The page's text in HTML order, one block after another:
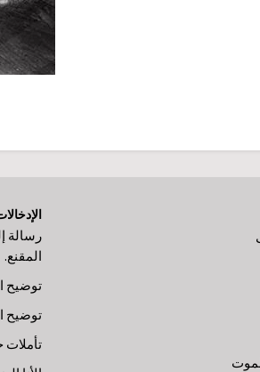
رسالة
المقنع.
توضيح
توضيح
تأملات